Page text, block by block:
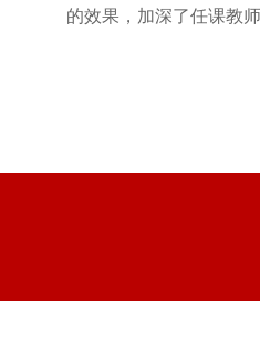
的效果，加深了任课教